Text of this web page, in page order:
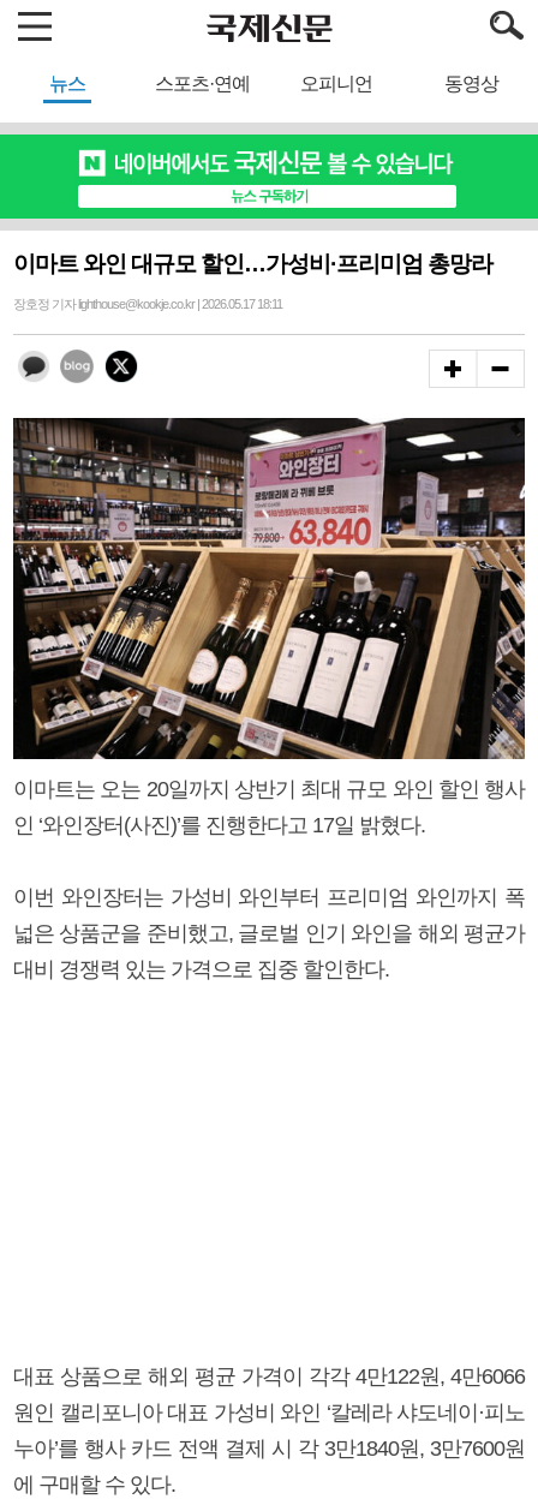
뉴스 스포츠·연예 오피니언 동영상
이마트 와인 대규모 할인…가성비·프리미엄 총망라
장호정 기자 lighthouse@kookje.co.kr | 2026.05.17 18:11
이마트는 오는 20일까지 상반기 최대 규모 와인 할인 행사
인 ‘와인장터(사진)’를 진행한다고 17일 밝혔다.
이번 와인장터는 가성비 와인부터 프리미엄 와인까지 폭
넓은 상품군을 준비했고, 글로벌 인기 와인을 해외 평균가
대비 경쟁력 있는 가격으로 집중 할인한다.
대표 상품으로 해외 평균 가격이 각각 4만122원, 4만6066
원인 캘리포니아 대표 가성비 와인 ‘칼레라 샤도네이·피노
누아’를 행사 카드 전액 결제 시 각 3만1840원, 3만7600원
에 구매할 수 있다.